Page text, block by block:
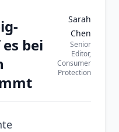
bei
Sarah
Chen
Senior
Editor,
Consumer
Protection